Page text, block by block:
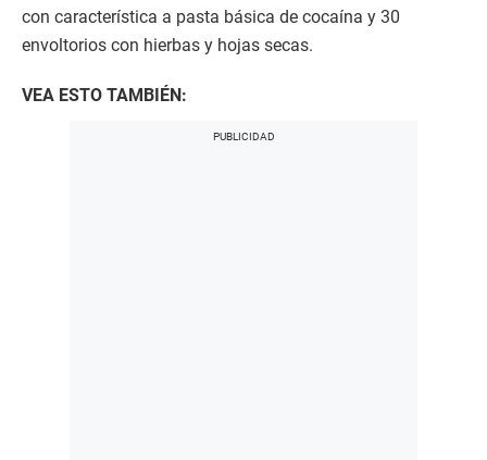
con característica a pasta básica de cocaína y 30
envoltorios con hierbas y hojas secas.
VEA ESTO TAMBIÉN: